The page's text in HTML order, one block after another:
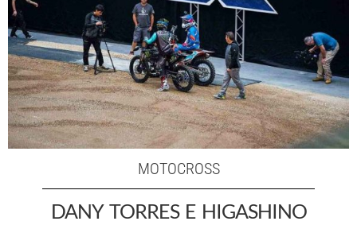
MOTOCROSS
DANY TORRES E HIGASHINO